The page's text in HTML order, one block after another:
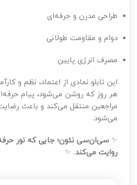
طراحی مدرن و حرفه‌ای
دوام و مقاومت طولانی
مصرف انرژی پایین
این تابلو نمادی از اعتماد، نظم و
هر روز که روشن می‌شود، پیام
مراجعین منتقل می‌کند و باعث
می‌شود.
✨ سی‌ان‌سی نئون؛ جایی که نور
روایت می‌کند. ✨